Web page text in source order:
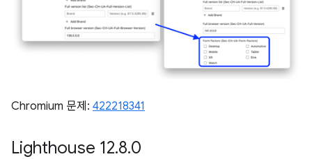
Chromium 문제: 422218341
Lighthouse 12.8.0